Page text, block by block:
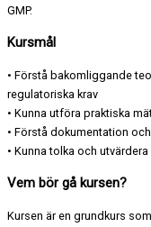
GMP.
Kursmål
• Förstå bakomliggande
regulatoriska krav
• Kunna utföra praktiska
• Förstå dokumentation
• Kunna tolka och
Vem bör gå kursen?​
Kursen är en grundkurs